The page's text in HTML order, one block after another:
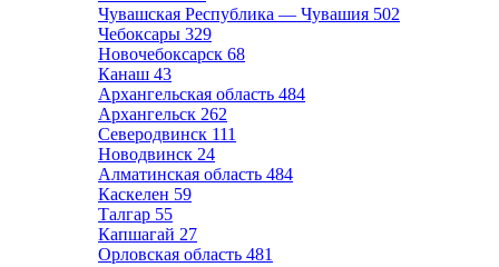
Чувашская Республика — Чувашия 502
Чебоксары 329
Новочебоксарск 68
Канаш 43
Архангельская область 484
Архангельск 262
Северодвинск 111
Новодвинск 24
Алматинская область 484
Каскелен 59
Талгар 55
Капшагай 27
Орловская область 481